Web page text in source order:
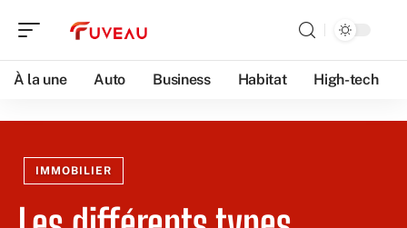
À la une Auto Business Habitat High-tech
IMMOBILIER